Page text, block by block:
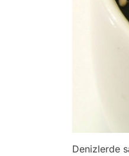
Denizlerde